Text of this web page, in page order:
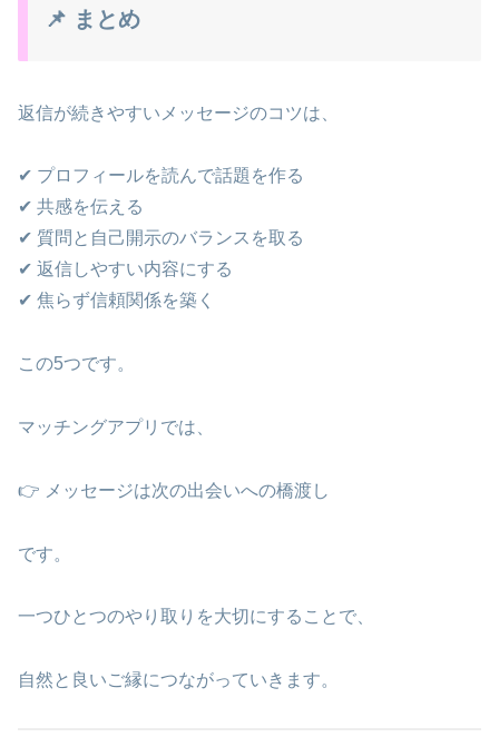
📌 まとめ
返信が続きやすいメッセージのコツは、
✔ プロフィールを読んで話題を作る
✔ 共感を伝える
✔ 質問と自己開示のバランスを取る
✔ 返信しやすい内容にする
✔ 焦らず信頼関係を築く
この5つです。
マッチングアプリでは、
👉 メッセージは次の出会いへの橋渡し
です。
一つひとつのやり取りを大切にすることで、
自然と良いご縁につながっていきます。